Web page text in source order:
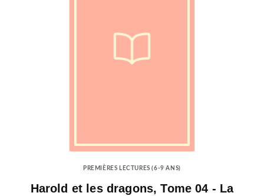
PREMIÈRES LECTURES (6-9 ANS)
Harold et les dragons, Tome 04 - La